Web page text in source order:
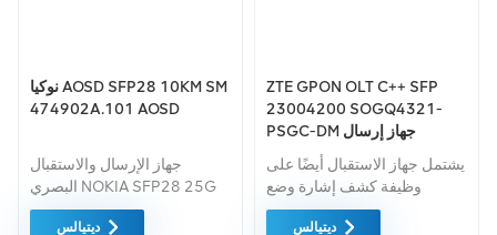
نوكيا AOSD SFP28 10KM SM
474902A.101 AOSD
جهاز الإرسال والاستقبال
البصري NOKIA SFP28 25G
LR 10km 1310nm I-Temp
ديتيالس
ZTE GPON OLT C++ SFP
23004200 SOGQ4321-
PSGC-DM جهاز إرسال
واستقبال الألياف الضوئية ZTE
033030400016
يشتمل جهاز الاستقبال أيضًا على
وظيفة كشف إشارة وضع
الاندفاع وإخراجها إخراج RSSI
سريع والذي يتم تمكينه بواسطة
ديتيالس